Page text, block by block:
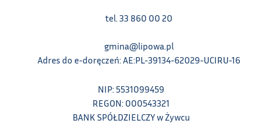
tel. 33 860 00 20
gmina@lipowa.pl
Adres do e-doręczeń: AE:PL-39134-62029-UCIRU-16
NIP: 5531099459
REGON: 000543321
BANK SPÓŁDZIELCZY w Żywcu